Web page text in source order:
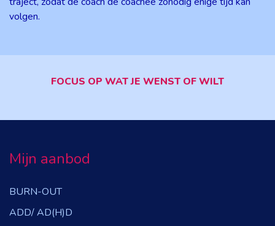
volgen.
FOCUS OP WAT JE WENST OF WILT
Mijn aanbod
BURN-OUT
ADD/ AD(H)D